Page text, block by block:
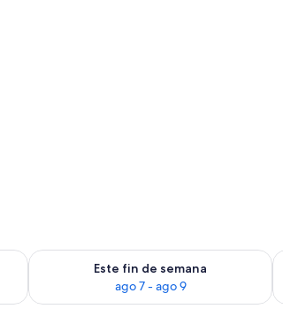
ago 7 - ago 8
Este fin de semana
ago 7 - ago 9
Consulta la disponibilidad para este fin